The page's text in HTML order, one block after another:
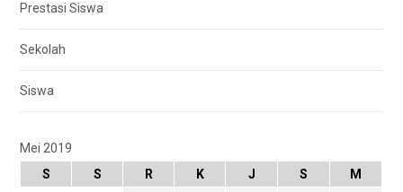
Prestasi Siswa
Sekolah
Siswa
Mei 2019
S
S R K J S
M